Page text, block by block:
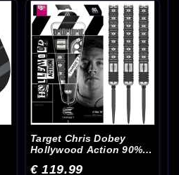
Target Chris Dobey
Hollywood Action 90%
€ 119.99